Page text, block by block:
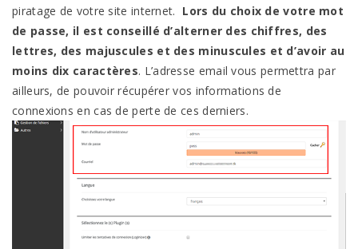
piratage de votre site internet. Lors du choix de votre mot
de passe, il est conseillé d’alterner des chiffres, des
lettres, des majuscules et des minuscules et d’avoir au
moins dix caractères. L’adresse email vous permettra par
ailleurs, de pouvoir récupérer vos informations de
connexions en cas de perte de ces derniers.